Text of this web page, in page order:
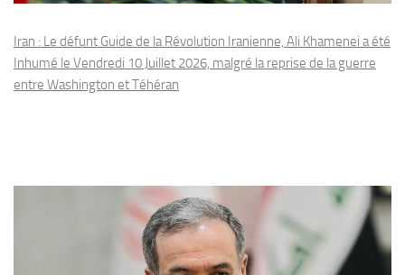
Iran : Le défunt Guide de la Révolution Iranienne, Ali Khamenei a été
Inhumé le Vendredi 10 Juillet 2026, malgré la reprise de la guerre
entre Washington et Téhéran